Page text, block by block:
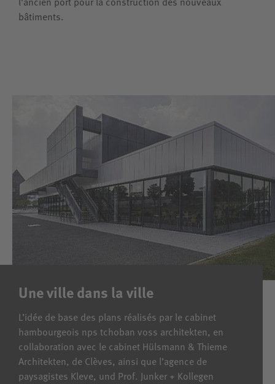
bâtiments.
Une ville dans la ville
L’idée de base des plans réalisés par le cabinet
hambourgeois nps tchoban voss architekten, en
collaboration avec le cabinet Hülsmann & Thieme
Architekten, de Clèves, ainsi que l’agence de
paysagistes Kleve, und Prof. Junker + Kollegen